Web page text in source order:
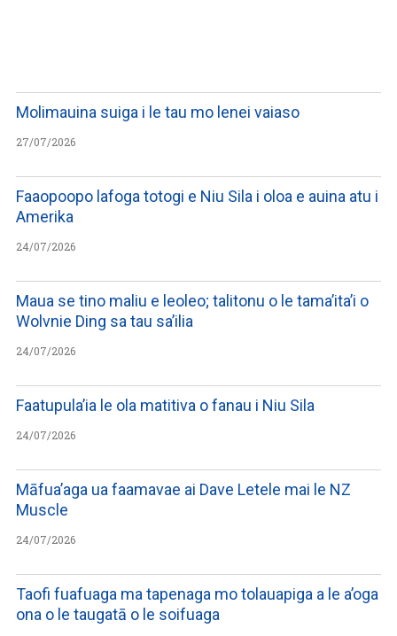
Molimauina suiga i le tau mo lenei vaiaso
27/07/2026
Faaopoopo lafoga totogi e Niu Sila i oloa e auina atu i
Amerika
24/07/2026
Maua se tino maliu e leoleo; talitonu o le tama’ita’i o
Wolvnie Ding sa tau sa’ilia
24/07/2026
Faatupula’ia le ola matitiva o fanau i Niu Sila
24/07/2026
Māfua’aga ua faamavae ai Dave Letele mai le NZ
Muscle
24/07/2026
Taofi fuafuaga ma tapenaga mo tolauapiga a le a’oga
ona o le taugatā o le soifuaga